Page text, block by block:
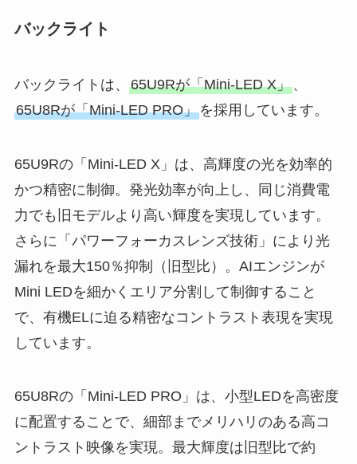
バックライト
バックライトは、 65U9Rが「Mini-LED X」、
65U8Rが「Mini-LED PRO」を採用しています。
65U9Rの「Mini-LED X」は、高輝度の光を効率的
かつ精密に制御。発光効率が向上し、同じ消費電
力でも旧モデルより高い輝度を実現しています。
さらに「パワーフォーカスレンズ技術」により光
漏れを最大150％抑制（旧型比）。AIエンジンが
Mini LEDを細かくエリア分割して制御すること
で、有機ELに迫る精密なコントラスト表現を実現
しています。
65U8Rの「Mini-LED PRO」は、小型LEDを高密度
に配置することで、細部までメリハリのある高コ
ントラスト映像を実現。最大輝度は旧型比で約